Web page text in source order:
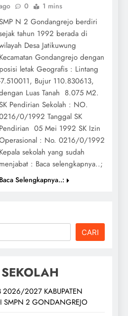
0 1 mins
N 2 Gondangrejo berdiri
tahun 1992 berada di
Desa Jatikuwung
Kecamatan Gondangrejo dengan
posisi letak Geografis : Lintang
Bujur 110.830613,
Luas Tanah 8.075 M2.
Pendirian Sekolah : NO.
0/1992 Tanggal SK
Pendirian 05 Mei 1992 SK Izin
: No. 0216/0/1992
Kepala sekolah yang sudah
menjabat : Baca selengkapnya..;
Baca Selengkapnya..:
CARI
2026/2027 KABUPATEN
SMPN 2 GONDANGREJO